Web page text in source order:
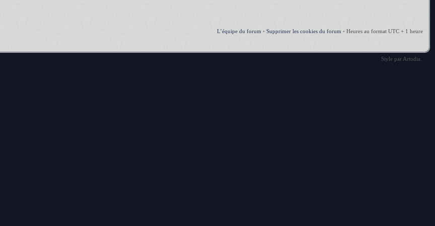
L’équipe du forum • Supprimer les cookies du forum • Heures au format UTC + 1 heure
Style par Artodia